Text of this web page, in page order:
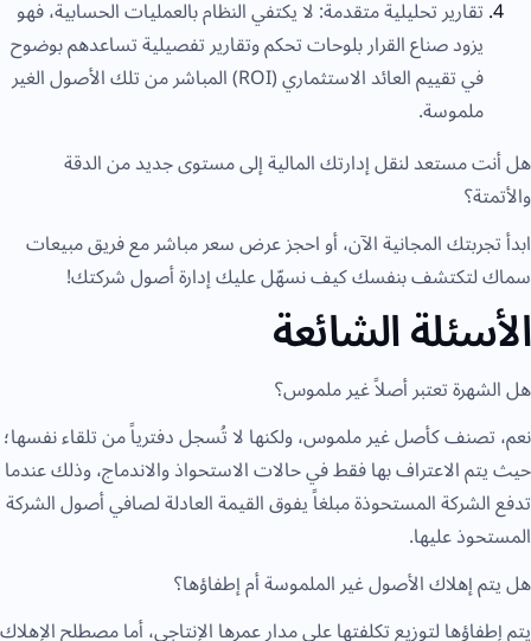
تقارير تحليلية متقدمة: لا يكتفي النظام بالعمليات الحسابية، فهو
يزود صناع القرار بلوحات تحكم وتقارير تفصيلية تساعدهم بوضوح
في تقييم العائد الاستثماري (ROI) المباشر من تلك الأصول الغير
ملموسة.
هل أنت مستعد لنقل إدارتك المالية إلى مستوى جديد من الدقة
والأتمتة؟
ابدأ تجربتك المجانية الآن، أواحجز عرض سعر مباشرمع فريق مبيعات
سماك لتكتشف بنفسك كيف نسهّل عليك إدارة أصول شركتك!
الأسئلة الشائعة
هل الشهرة تعتبر أصلاً غير ملموس؟
نعم، تصنف كأصل غير ملموس، ولكنها لا تُسجل دفترياً من تلقاء نفسها؛
حيث يتم الاعتراف بها فقط في حالات الاستحواذ والاندماج، وذلك عندما
تدفع الشركة المستحوذة مبلغاً يفوق القيمة العادلة لصافي أصول الشركة
المستحوذ عليها.
هل يتم إهلاك الأصول غير الملموسة أم إطفاؤها؟
يتم إطفاؤها لتوزيع تكلفتها على مدار عمرها الإنتاجي، أما مصطلح الإهلاك